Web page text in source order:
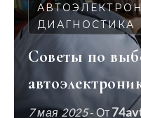
ДИАГНОСТИКА
Советы по
7 мая 2025- От